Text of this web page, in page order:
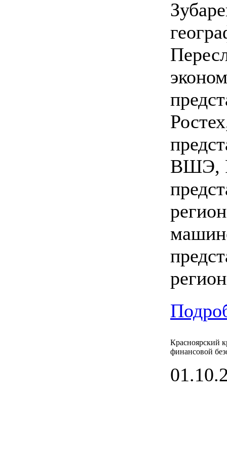
ВШЭ,
Красноярский
финансовой